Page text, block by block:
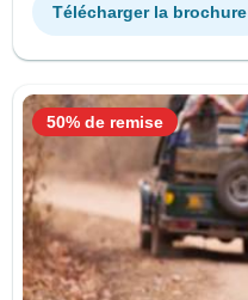
Télécharger la brochure
50% de remise